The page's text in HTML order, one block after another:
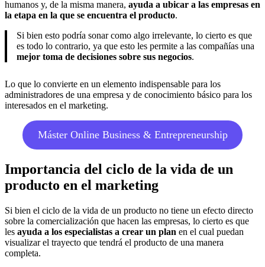
humanos y, de la misma manera, ayuda a ubicar a las empresas en
la etapa en la que se encuentra el producto.
Si bien esto podría sonar como algo irrelevante, lo cierto es que
es todo lo contrario, ya que esto les permite a las compañías una
mejor toma de decisiones sobre sus negocios.
Lo que lo convierte en un elemento indispensable para los
administradores de una empresa y de conocimiento básico para los
interesados en el marketing.
Máster Online Business & Entrepreneurship
Importancia del ciclo de la vida de un
producto en el marketing
Si bien el ciclo de la vida de un producto no tiene un efecto directo
sobre la comercialización que hacen las empresas, lo cierto es que
les ayuda a los especialistas a crear un plan en el cual puedan
visualizar el trayecto que tendrá el producto de una manera
completa.